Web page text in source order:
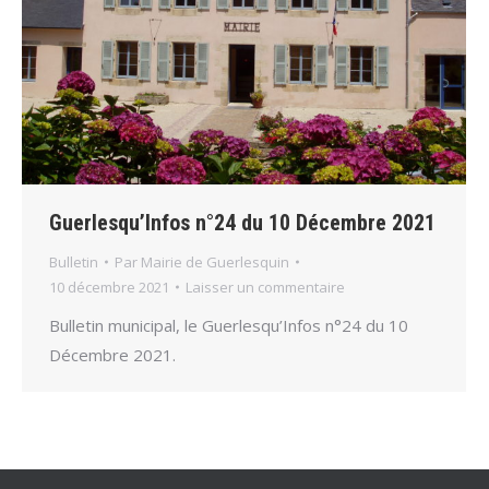
Guerlesqu’Infos n°24 du 10 Décembre 2021
Bulletin Par Mairie de Guerlesquin
10 décembre 2021
Laisser un commentaire
Bulletin municipal, le Guerlesqu’Infos n°24 du 10
Décembre 2021.